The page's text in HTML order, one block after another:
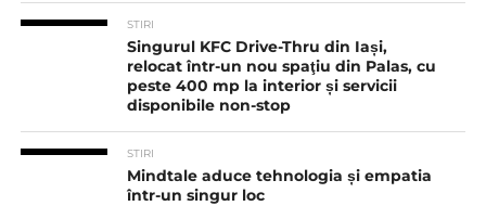
STIRI
Singurul KFC Drive-Thru din Iași,
relocat într-un nou spaţiu din Palas, cu
peste 400 mp la interior și servicii
disponibile non-stop
STIRI
Mindtale aduce tehnologia și empatia
într-un singur loc